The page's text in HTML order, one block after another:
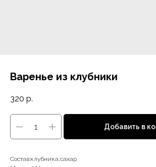
Варенье из клубники
320 р.
Добавить в
Состав:клубника,сахар